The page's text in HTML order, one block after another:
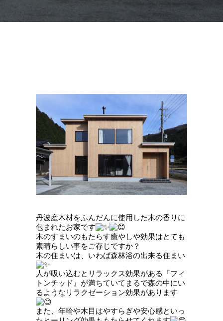
丹波産木材をふんだんに使用した木の香りに
包まれたお家です
木のすまいのもたらす癒やしや効果はとても
素晴らしい事をご存じですか？
木の住まいは、いわば森林浴の出来る住まい
人が吸い込むとリラックス効果がある『フィ
トンチッド』が満ちていてまるで森の中にい
るようなリラクゼーション効果があります
また、年輪や木目はやすらぎや安心感といっ